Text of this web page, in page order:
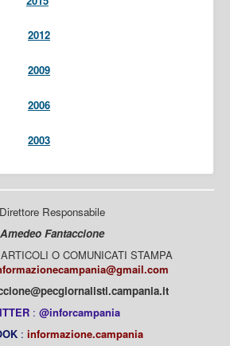
2012
2009
2006
2003
Direttore Responsabile
Amedeo Fantaccione
O COMUNICATI STAMPA
: @inforcampania
: informazione.campania